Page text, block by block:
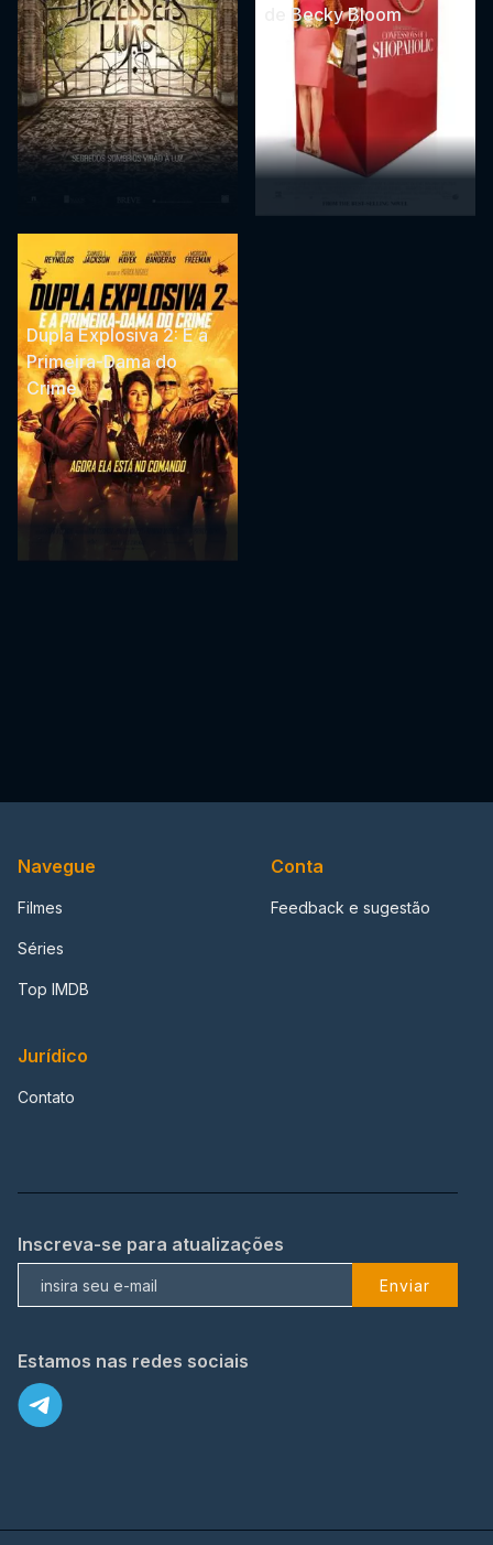
de Becky Bloom
Dupla Explosiva 2: E a
Primeira-Dama do
Crime
Navegue
Filmes
Séries
Top IMDB
Conta
Feedback e sugestão
Jurídico
Contato
Inscreva-se para atualizações
Enviar
Estamos nas redes sociais